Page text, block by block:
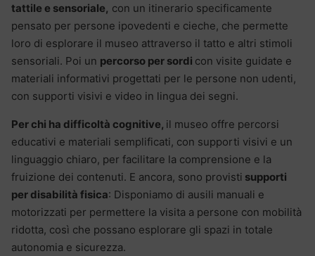
tattile e sensoriale, con un itinerario specificamente
pensato per persone ipovedenti e cieche, che permette
loro di esplorare il museo attraverso il tatto e altri stimoli
sensoriali. Poi un percorso per sordi con visite guidate e
materiali informativi progettati per le persone non udenti,
con supporti visivi e video in lingua dei segni.
Per chi ha difficoltà cognitive, il museo offre percorsi
educativi e materiali semplificati, con supporti visivi e un
linguaggio chiaro, per facilitare la comprensione e la
fruizione dei contenuti. E ancora, sono provisti supporti
per disabilità fisica: Disponiamo di ausili manuali e
motorizzati per permettere la visita a persone con mobilità
ridotta, così che possano esplorare gli spazi in totale
autonomia e sicurezza.